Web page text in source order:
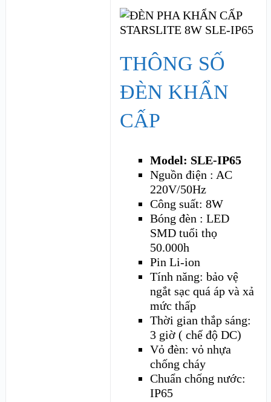
THÔNG SỐ
ĐÈN KHẨN
CẤP
Model: SLE-IP65
Nguồn điện : AC
220V/50Hz
Công suất: 8W
Bóng đèn : LED
SMD tuổi thọ
50.000h
Pin Li-ion
Tính năng: bảo vệ
ngắt sạc quá áp và xả
mức thấp
Thời gian thắp sáng:
3 giờ ( chế độ DC)
Vỏ đèn: vỏ nhựa
chống cháy
Chuẩn chống nước:
IP65